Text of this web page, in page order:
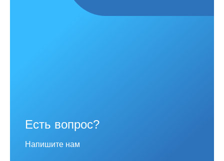
Есть вопрос?
Напишите нам